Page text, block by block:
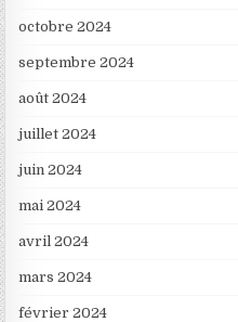
octobre 2024
septembre 2024
août 2024
juillet 2024
juin 2024
mai 2024
avril 2024
mars 2024
février 2024